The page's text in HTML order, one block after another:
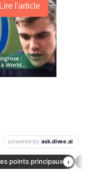
Lire l'article